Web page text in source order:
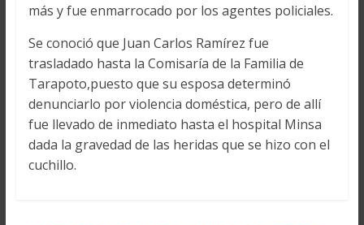
más y fue enmarrocado por los agentes policiales.
Se conoció que Juan Carlos Ramírez fue
trasladado hasta la Comisaría de la Familia de
Tarapoto,puesto que su esposa determinó
denunciarlo por violencia doméstica, pero de allí
fue llevado de inmediato hasta el hospital Minsa
dada la gravedad de las heridas que se hizo con el
cuchillo.